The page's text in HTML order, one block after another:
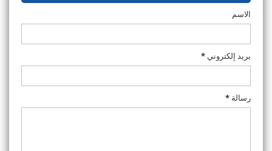
الاسم
بريد إلكتروني*
رسالة *